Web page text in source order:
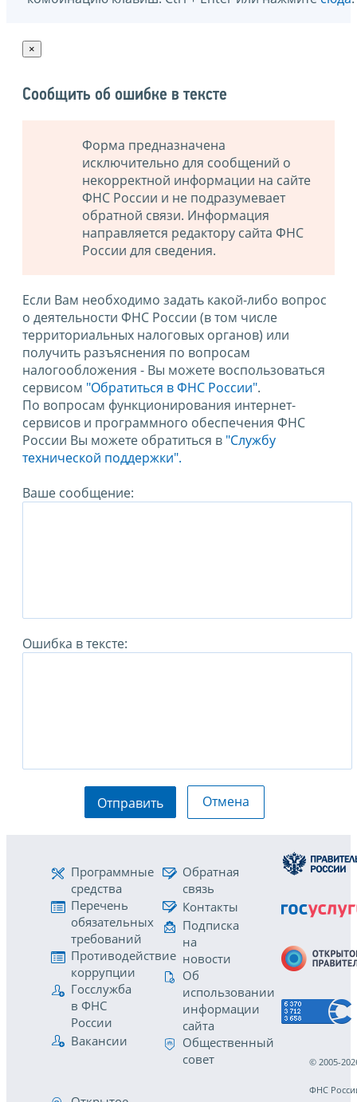
×
Сообщить об ошибке в тексте
Форма предназначена
исключительно для сообщений о
некорректной информации на сайте
ФНС России и не подразумевает
обратной связи. Информация
направляется редактору сайта ФНС
России для сведения.
Если Вам необходимо задать какой-либо вопрос
о деятельности ФНС России (в том числе
территориальных налоговых органов) или
получить разъяснения по вопросам
налогообложения - Вы можете воспользоваться
сервисом "Обратиться в ФНС России".
По вопросам функционирования интернет-
сервисов и программного обеспечения ФНС
России Вы можете обратиться в "Службу
технической поддержки".
Ваше сообщение:
Ошибка в тексте:
Отправить Отмена
Программные
средства
Перечень
обязательных
требований
Противодействие
коррупции
Госслужба
в ФНС
России
Вакансии
Обратная
связь
Контакты
Подписка
на
новости
Об
использовании
информации
сайта
Общественный
совет
© 2005-
ФНС